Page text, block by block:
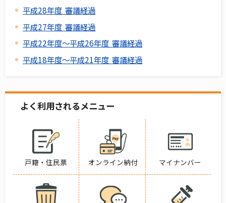
平成28年度 審議経過
平成27年度 審議経過
平成22年度～平成26年度 審議経過
平成18年度～平成21年度 審議経過
よく利用されるメニュー
戸籍・住民票 オンライン納付 マイナンバー